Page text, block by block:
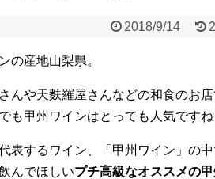
2018/9/14
の産地山梨県。
んや天麩羅屋さんなどの和食のお
も甲州ワインはとっても人気です
表するワイン、「甲州ワイン」の
んでほしいプチ高級なオススメの